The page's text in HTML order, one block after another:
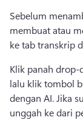
Sebelum
membuat atau
ke tab transkrip
Klik panah drop-
lalu klik tombol
dengan AI. Jika
unggah ke dari